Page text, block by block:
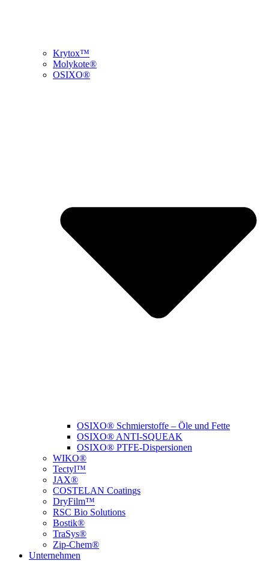
Krytox™
Molykote®
OSIXO®
OSIXO® Schmierstoffe – Öle und Fette
OSIXO® ANTI-SQUEAK
OSIXO® PTFE-Dispersionen
WIKO®
Tectyl™
JAX®
COSTELAN Coatings
DryFilm™
RSC Bio Solutions
Bostik®
TraSys®
Zip-Chem®
Unternehmen